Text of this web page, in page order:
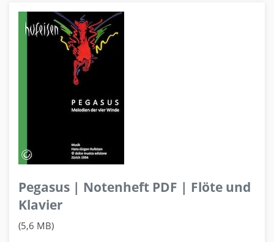
Pegasus | Notenheft PDF | Flöte und
Klavier
(5,6 MB)